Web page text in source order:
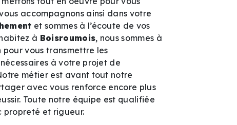
accompagnons ainsi dans votre
et sommes à l’écoute de vos
à Boisroumois, nous sommes à
vous transmettre les
à votre projet de
métier est avant tout notre
avec vous renforce encore plus
Toute notre équipe est qualifiée
et rigueur.